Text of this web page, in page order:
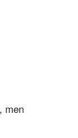
men